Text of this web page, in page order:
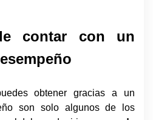
contar con un
obtener gracias a un
son solo algunos de los